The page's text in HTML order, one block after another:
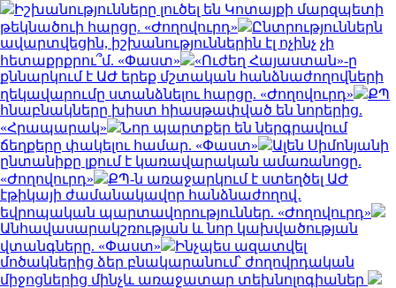
Իշխանությունները լուծել են Կոտայքի մարզպետի
թեկնածուի հարցը. «Ժողովուրդ»
Ընտրություններն
ավարտվեցին, իշխանություններին էլ ոչինչ չի
հետաքրքրու՞մ. «Փաստ»
«Ուժեղ Հայաստան»-ը
քննարկում է ԱԺ երեք մշտական հանձնաժողովների
ղեկավարումը ստանձնելու հարցը. «Ժողովուրդ»
ՔՊ
հնաբնակները խիստ հիասթափված են նորերից.
«Հրապարակ»
Նոր պարտքեր են ներգրավում
ճեղքերը փակելու համար. «Փաստ»
Ալեն Սիմոնյանի
ընտանիքը լքում է կառավարական ամառանոցը.
«Ժողովուրդ»
ՔՊ-ն առաջարկում է ստեղծել ԱԺ
էթիկայի ժամանակավոր հանձնաժողով․
եվրոպական պարտավորություններ. «Ժողովուրդ»
Անհավասարակշռության և նոր կախվածության
վտանգները. «Փաստ»
Ինչպես ազատվել
մոծակներից ձեր բնակարանում՝ ժողովրդական
միջոցներից մինչև առաջատար տեխնոլոգիաներ